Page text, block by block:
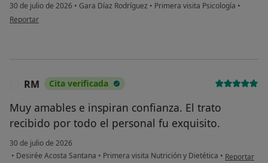
30 de julio de 2026 • Gara Díaz Rodríguez • Primera visita Psicología •
en opinión del usuario Claudia Alemán Sánchez
Reportar
RM Cita verificada
Muy amables e inspiran confianza. El trato
recibido por todo el personal fu exquisito.
30 de julio de 2026
• Desirée Acosta Santana • Primera visita Nutrición y Dietética • en opinión
Reportar